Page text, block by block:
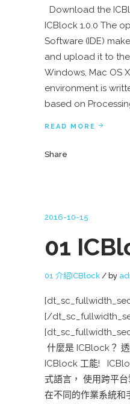
Download the
ICBlock 1.0.0 The
Software (IDE)
and upload it to
Windows, Mac OS
environment is
based on
READ MORE
Share
2016-10-15
01
01 介紹ICBlock by
[/
什麼是 ICBlock？
ICBlock 工能!
式語言， 使用跨平
在不同的作業系統和